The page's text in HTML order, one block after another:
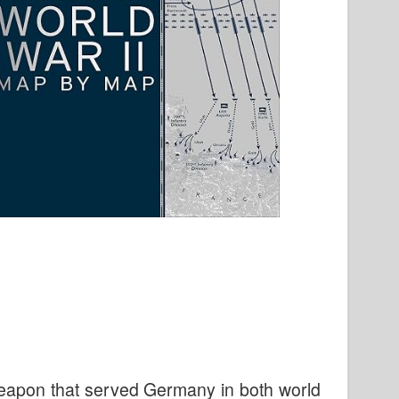
that served Germany in both world